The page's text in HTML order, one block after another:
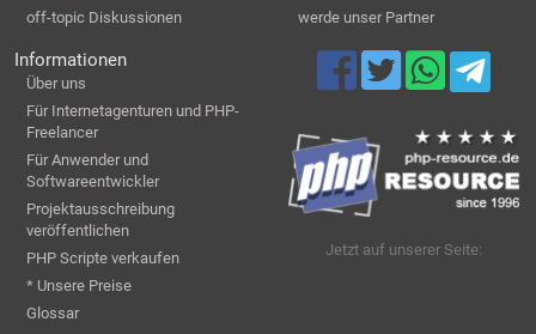
off-topic Diskussionen
werde unser Partner
Informationen
Über uns
Für Internetagenturen und PHP-
Freelancer
Für Anwender und
Softwareentwickler
Projektausschreibung
veröffentlichen
PHP Scripte verkaufen
* Unsere Preise
Glossar
Jetzt auf unserer Seite: